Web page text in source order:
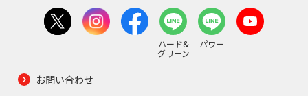
ハード&
グリーン
パワー
お問い合わせ